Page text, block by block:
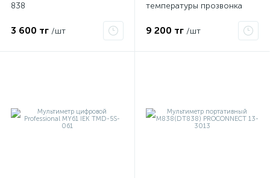
838
3 600 тг /шт
температуры прозвонка
9 200 тг /шт